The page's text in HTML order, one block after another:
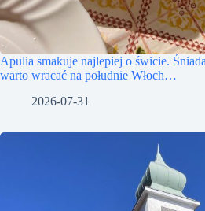
Apulia smakuje najlepiej o świcie.
warto wracać na południe Włoch…
2026-07-31